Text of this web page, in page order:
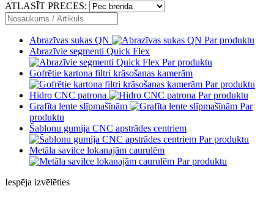
ATLASĪT PRECES:
Abrazīvas sukas QN
Par produktu
Abrazīvie segmenti Quick Flex
Par produktu
Gofrētie kartona filtri krāsošanas kamerām
Par produktu
Hidro CNC patrona
Par produktu
Grafīta lente slīpmašīnām
Par
produktu
Šablonu gumija CNC apstrādes centriem
Par produktu
Metāla savilce lokanajām caurulēm
Par produktu
Iespēja izvēlēties